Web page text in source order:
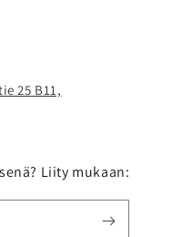
25 B11,
Liity mukaan: